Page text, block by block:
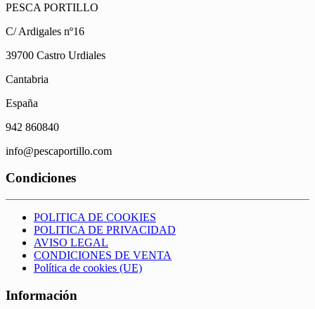
PESCA PORTILLO
C/ Ardigales nº16
39700 Castro Urdiales
Cantabria
España
942 860840
info@pescaportillo.com
Condiciones
POLITICA DE COOKIES
POLITICA DE PRIVACIDAD
AVISO LEGAL
CONDICIONES DE VENTA
Política de cookies (UE)
Información